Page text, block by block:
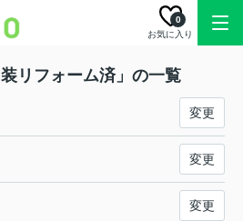
お気に入り
0
リフォーム済」の一覧
変更
変更
変更